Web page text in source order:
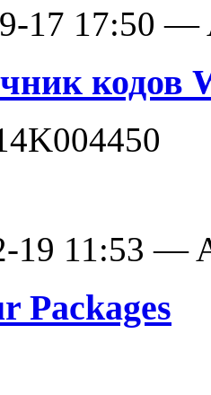
17 17:50 —
кодов
19 11:53 —
Packages